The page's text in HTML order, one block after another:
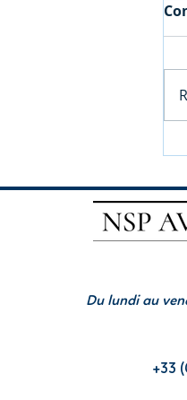
Du lundi au
+33